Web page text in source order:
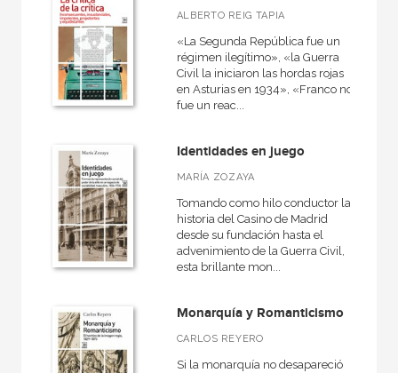
ALBERTO REIG TAPIA
«La Segunda República fue un
régimen ilegítimo», «la Guerra
Civil la iniciaron las hordas rojas
en Asturias en 1934», «Franco no
fue un reac...
Identidades en juego
MARÍA ZOZAYA
Tomando como hilo conductor la
historia del Casino de Madrid
desde su fundación hasta el
advenimiento de la Guerra Civil,
esta brillante mon...
Monarquía y Romanticismo
CARLOS REYERO
Si la monarquía no desapareció